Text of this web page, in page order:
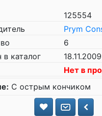
125554
Prym
6
в каталог
18.11.2009
Нет в
С острым кончиком